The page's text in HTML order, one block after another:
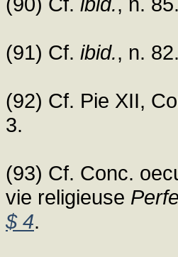
(91) Cf. ibid., n. 82.
(92) Cf. Pie XII,
3.
(93) Cf. Conc.
vie religieuse
$ 4.